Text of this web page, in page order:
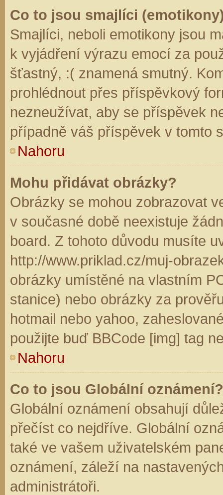
Co to jsou smajlíci
Smajlíci, neboli emotikony jsou
k vyjádření výrazu emocí za
šťastný, :( znamená smutný.
prohlédnout přes příspěvkový
nezneužívat, aby se příspěvek
případně váš příspěvek v tomto
Nahoru
Mohu přidávat obrázky?
Obrázky se mohou zobrazovat
v současné době neexistuje
board. Z tohoto důvodu musíte
http://www.priklad.cz/muj-
obrázky umístěné na vlastním
stanice) nebo obrázky za
hotmail nebo yahoo,
použijte buď BBCode [img] tag
Nahoru
Co to jsou Globální oznámení?
Globální oznámení obsahují
přečíst co nejdříve. Globální
také ve vašem uživatelském
oznámení, záleží na
administrátoři.